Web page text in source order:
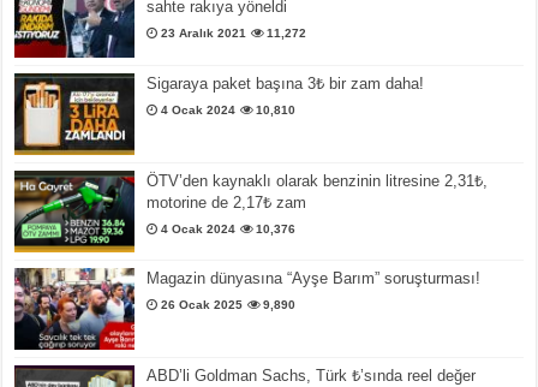
sahte rakıya yöneldi
23 Aralık 2021 11,272
Sigaraya paket başına 3₺ bir zam daha!
4 Ocak 2024 10,810
ÖTV’den kaynaklı olarak benzinin litresine 2,31₺,
motorine de 2,17₺ zam
4 Ocak 2024 10,376
Magazin dünyasına “Ayşe Barım” soruşturması!
26 Ocak 2025 9,890
ABD’li Goldman Sachs, Türk ₺’sında reel değer